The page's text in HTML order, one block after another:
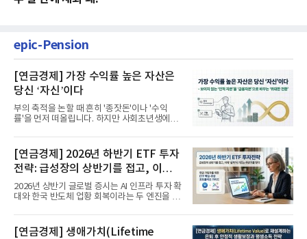
epic-Pension
[연금경제] 가장 수익률 높은 자산은
당신 ‘자신’이다
부의 축적을 논할 때 흔히 '종잣돈'이나 '수익
률'을 먼저 떠올립니다. 하지만 사회초년생에게
[연금경제] 2026년 하반기 ETF 투자
전략: 급성장의 상반기를 접고, 이제
'실적'이 가르는 하반기를 맞다
2026년 상반기 글로벌 증시는 AI 인프라 투자 확
대와 한국 반도체 업황 회복이라는 두 엔진을 달
[연금경제] 생애가치(Lifetime